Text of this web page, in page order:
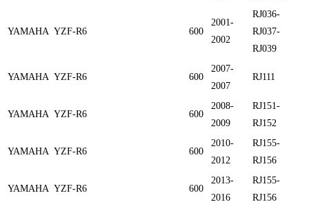
YAMAHA YZF-R6 600
2001-
2002
RJ036-
RJ037-
RJ039
YAMAHA YZF-R6 600
2007-
2007
RJ111
YAMAHA YZF-R6 600
2008-
2009
RJ151-
RJ152
YAMAHA YZF-R6 600
2010-
2012
RJ155-
RJ156
YAMAHA YZF-R6 600
2013-
2016
RJ155-
RJ156